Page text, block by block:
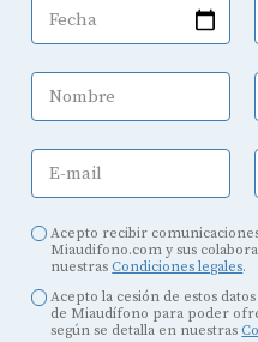
Fecha
Nombre
E-mail
Acepto recibir
Miaudifono.com y sus
nuestras Condiciones legales.
Acepto la cesión de estos
de Miaudífono para poder
según se detalla en nuestras